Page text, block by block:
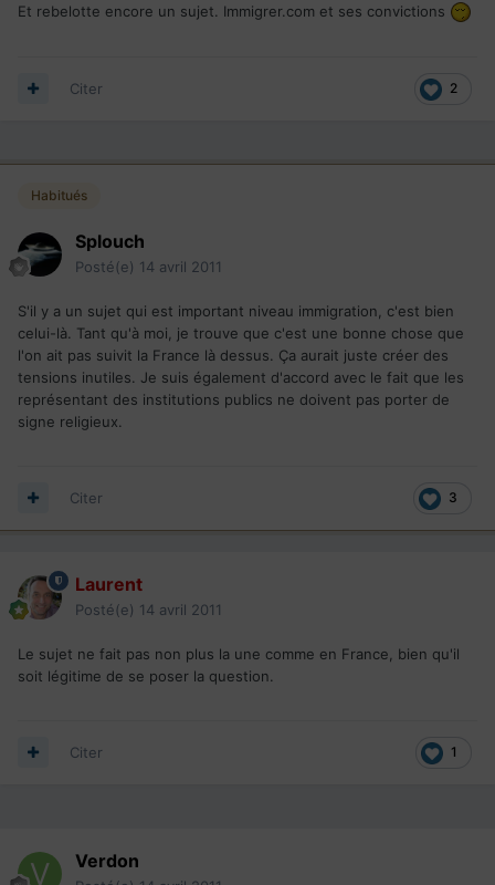
Et rebelotte encore un sujet. Immigrer.com et ses convictions
2
Citer
Habitués
Splouch
Posté(e) 14 avril 2011
S'il y a un sujet qui est important niveau immigration, c'est bien
celui-là. Tant qu'à moi, je trouve que c'est une bonne chose que
l'on ait pas suivit la France là dessus. Ça aurait juste créer des
tensions inutiles. Je suis également d'accord avec le fait que les
représentant des institutions publics ne doivent pas porter de
signe religieux.
3
Citer
Laurent
Posté(e) 14 avril 2011
Le sujet ne fait pas non plus la une comme en France, bien qu'il
soit légitime de se poser la question.
1
Citer
Verdon